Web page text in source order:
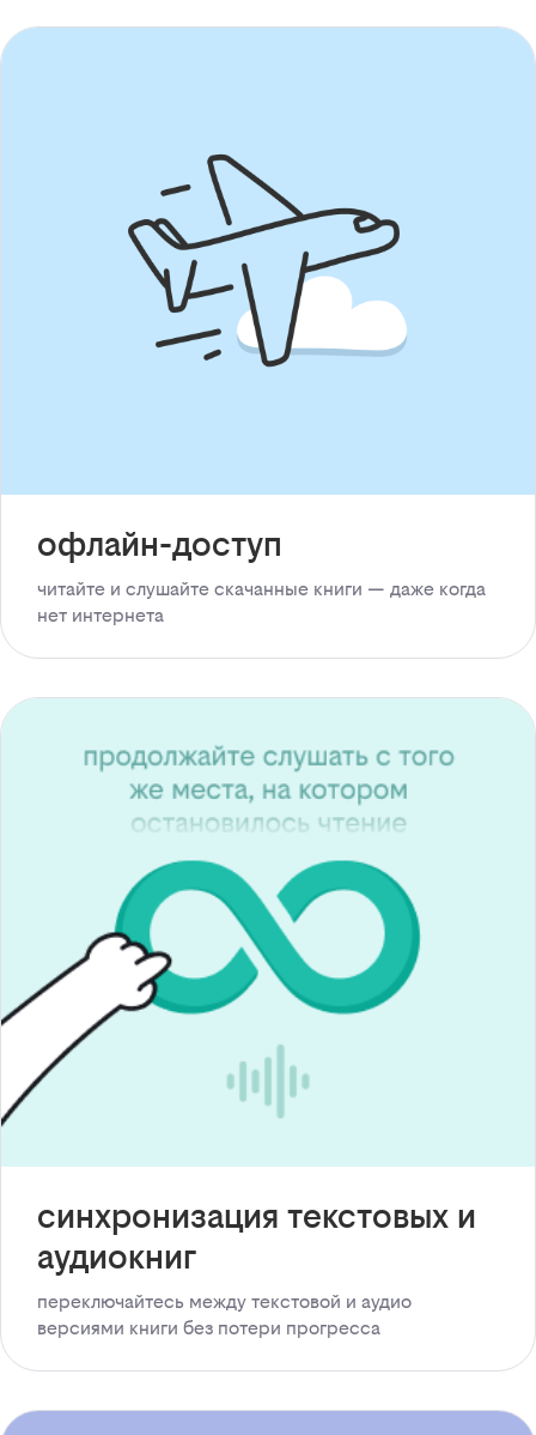
офлайн-доступ
читайте и слушайте скачанные книги — даже когда
нет интернета
синхронизация текстовых и
аудиокниг
переключайтесь между текстовой и аудио
версиями книги без потери прогресса